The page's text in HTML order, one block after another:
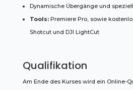
Dynamische Übergänge und
Tools:Premiere Pro, sowie
Shotcut und DJI LightCut
Qualifikation
Am Ende des Kurses wird ein Online-